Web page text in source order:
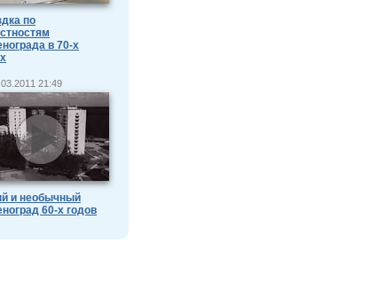
по
в 70-х
21:49
и необычный
60-х годов